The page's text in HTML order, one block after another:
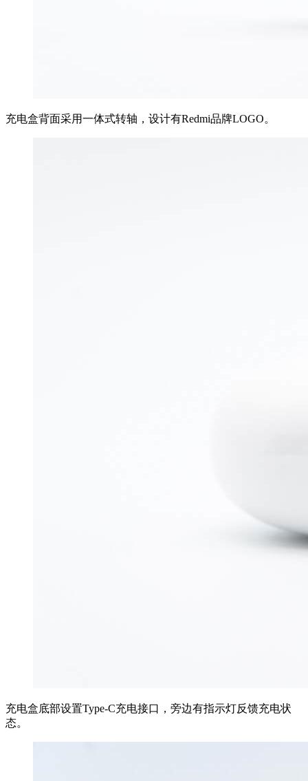
充电盒背面采用一体式转轴，设计有Redmi品牌LOGO。
充电盒底部设置Type-C充电接口，旁边有指示灯反馈充电状
态。